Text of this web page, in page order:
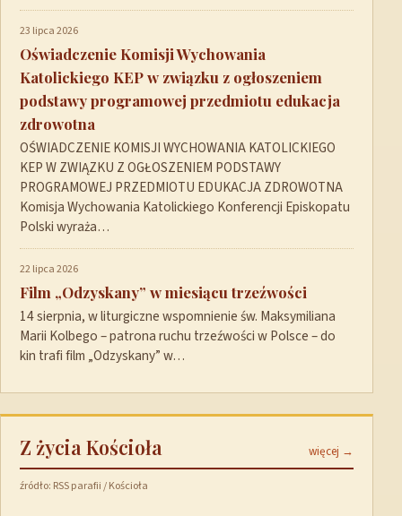
23 lipca 2026
Oświadczenie Komisji Wychowania
Katolickiego KEP w związku z ogłoszeniem
podstawy programowej przedmiotu edukacja
zdrowotna
OŚWIADCZENIE KOMISJI WYCHOWANIA KATOLICKIEGO
KEP W ZWIĄZKU Z OGŁOSZENIEM PODSTAWY
PROGRAMOWEJ PRZEDMIOTU EDUKACJA ZDROWOTNA
Komisja Wychowania Katolickiego Konferencji Episkopatu
Polski wyraża…
22 lipca 2026
Film „Odzyskany” w miesiącu trzeźwości
14 sierpnia, w liturgiczne wspomnienie św. Maksymiliana
Marii Kolbego – patrona ruchu trzeźwości w Polsce – do
kin trafi film „Odzyskany” w…
Z życia Kościoła więcej →
źródło: RSS parafii / Kościoła